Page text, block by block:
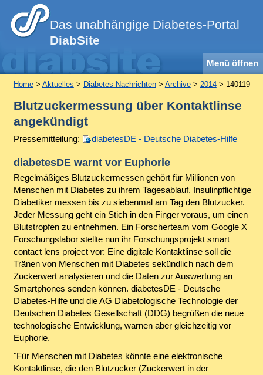
Das unabhängige Diabetes-Portal
DiabSite
Menü öffnen
Home> Aktuelles > Diabetes-Nachrichten> Archive> 2014> 140119
Blutzuckermessung über Kontaktlinse
angekündigt
Pressemitteilung: diabetesDE - Deutsche Diabetes-Hilfe
diabetesDE warnt vor Euphorie
Regelmäßiges Blutzuckermessen gehört für Millionen von
Menschen mit Diabetes zu ihrem Tagesablauf. Insulinpflichtige
Diabetiker messen bis zu siebenmal am Tag den Blutzucker.
Jeder Messung geht ein Stich in den Finger voraus, um einen
Blutstropfen zu entnehmen. Ein Forscherteam vom Google X
Forschungslabor stellte nun ihr Forschungsprojekt smart
contact lens project vor: Eine digitale Kontaktlinse soll die
Tränen von Menschen mit Diabetes sekündlich nach dem
Zuckerwert analysieren und die Daten zur Auswertung an
Smartphones senden können. diabetesDE - Deutsche
Diabetes-Hilfe und die AG Diabetologische Technologie der
Deutschen Diabetes Gesellschaft (DDG) begrüßen die neue
technologische Entwicklung, warnen aber gleichzeitig vor
Euphorie.
"Für Menschen mit Diabetes könnte eine elektronische
Kontaktlinse, die den Blutzucker (Zuckerwert in der